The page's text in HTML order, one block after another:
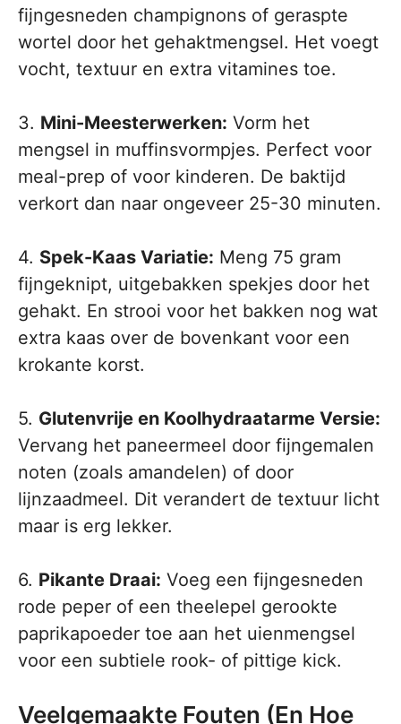
fijngesneden champignons of geraspte
wortel door het gehaktmengsel. Het voegt
vocht, textuur en extra vitamines toe.
3. Mini-Meesterwerken: Vorm het
mengsel in muffinsvormpjes. Perfect voor
meal-prep of voor kinderen. De baktijd
verkort dan naar ongeveer 25-30 minuten.
4. Spek-Kaas Variatie: Meng 75 gram
fijngeknipt, uitgebakken spekjes door het
gehakt. En strooi voor het bakken nog wat
extra kaas over de bovenkant voor een
krokante korst.
5. Glutenvrije en Koolhydraatarme Versie:
Vervang het paneermeel door fijngemalen
noten (zoals amandelen) of door
lijnzaadmeel. Dit verandert de textuur licht
maar is erg lekker.
6. Pikante Draai: Voeg een fijngesneden
rode peper of een theelepel gerookte
paprikapoeder toe aan het uienmengsel
voor een subtiele rook- of pittige kick.
Veelgemaakte Fouten (En Hoe